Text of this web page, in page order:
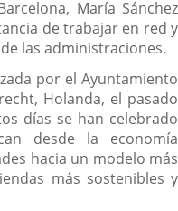
María Sánchez
de trabajar en red y
las administraciones.
por el Ayuntamiento
Holanda, el pasado
días se han celebrado
desde la economía
hacia un modelo más
más sostenibles y